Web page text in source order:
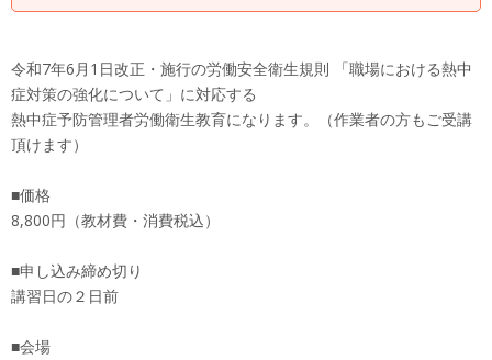
令和7年6月1日改正・施行の労働安全衛生規則 「職場における熱中
症対策の強化について」に対応する
熱中症予防管理者労働衛生教育になります。（作業者の方もご受講
頂けます）
■価格
8,800円（教材費・消費税込）
■申し込み締め切り
講習日の２日前
■会場